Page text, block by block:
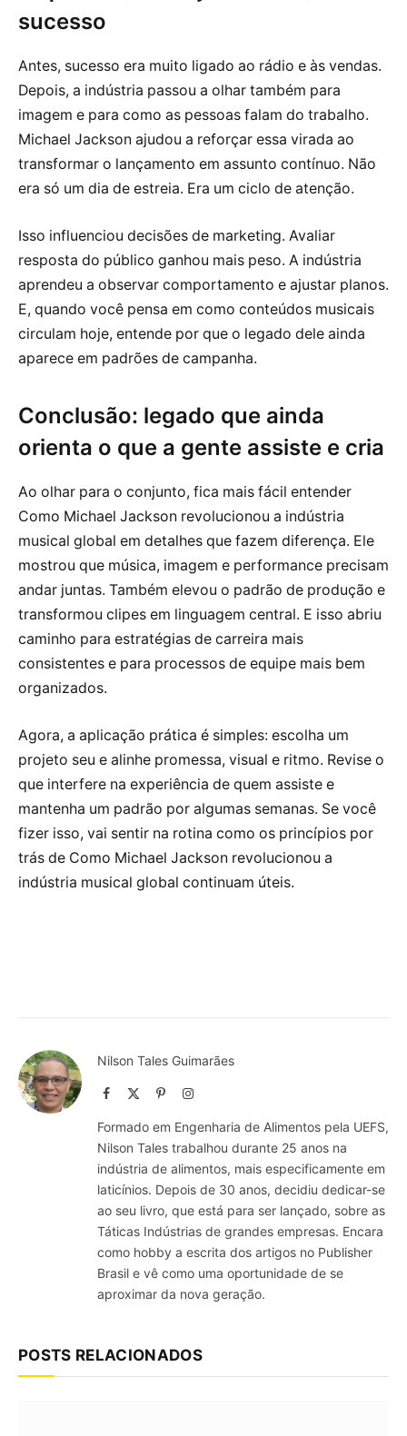
sucesso
Antes, sucesso era muito ligado ao rádio e às vendas.
Depois, a indústria passou a olhar também para
imagem e para como as pessoas falam do trabalho.
Michael Jackson ajudou a reforçar essa virada ao
transformar o lançamento em assunto contínuo. Não
era só um dia de estreia. Era um ciclo de atenção.
Isso influenciou decisões de marketing. Avaliar
resposta do público ganhou mais peso. A indústria
aprendeu a observar comportamento e ajustar planos.
E, quando você pensa em como conteúdos musicais
circulam hoje, entende por que o legado dele ainda
aparece em padrões de campanha.
Conclusão: legado que ainda
orienta o que a gente assiste e cria
Ao olhar para o conjunto, fica mais fácil entender
Como Michael Jackson revolucionou a indústria
musical global em detalhes que fazem diferença. Ele
mostrou que música, imagem e performance precisam
andar juntas. Também elevou o padrão de produção e
transformou clipes em linguagem central. E isso abriu
caminho para estratégias de carreira mais
consistentes e para processos de equipe mais bem
organizados.
Agora, a aplicação prática é simples: escolha um
projeto seu e alinhe promessa, visual e ritmo. Revise o
que interfere na experiência de quem assiste e
mantenha um padrão por algumas semanas. Se você
fizer isso, vai sentir na rotina como os princípios por
trás de Como Michael Jackson revolucionou a
indústria musical global continuam úteis.
Nilson Tales Guimarães
Facebook PinterestInstagram
Formado em Engenharia de Alimentos pela UEFS,
Nilson Tales trabalhou durante 25 anos na
indústria de alimentos, mais especificamente em
laticínios. Depois de 30 anos, decidiu dedicar-se
ao seu livro, que está para ser lançado, sobre as
Táticas Indústrias de grandes empresas. Encara
como hobby a escrita dos artigos no Publisher
Brasil e vê como uma oportunidade de se
aproximar da nova geração.
POSTS RELACIONADOS